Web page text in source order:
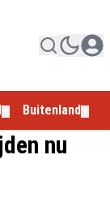
Buitenland
nu